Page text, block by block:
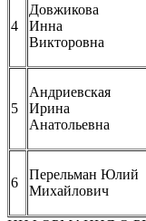
4
Довжикова
Инна
Викторовна
5
Андриевская
Ирина
Анатольевна
6
Перельман Юлий
Михайлович